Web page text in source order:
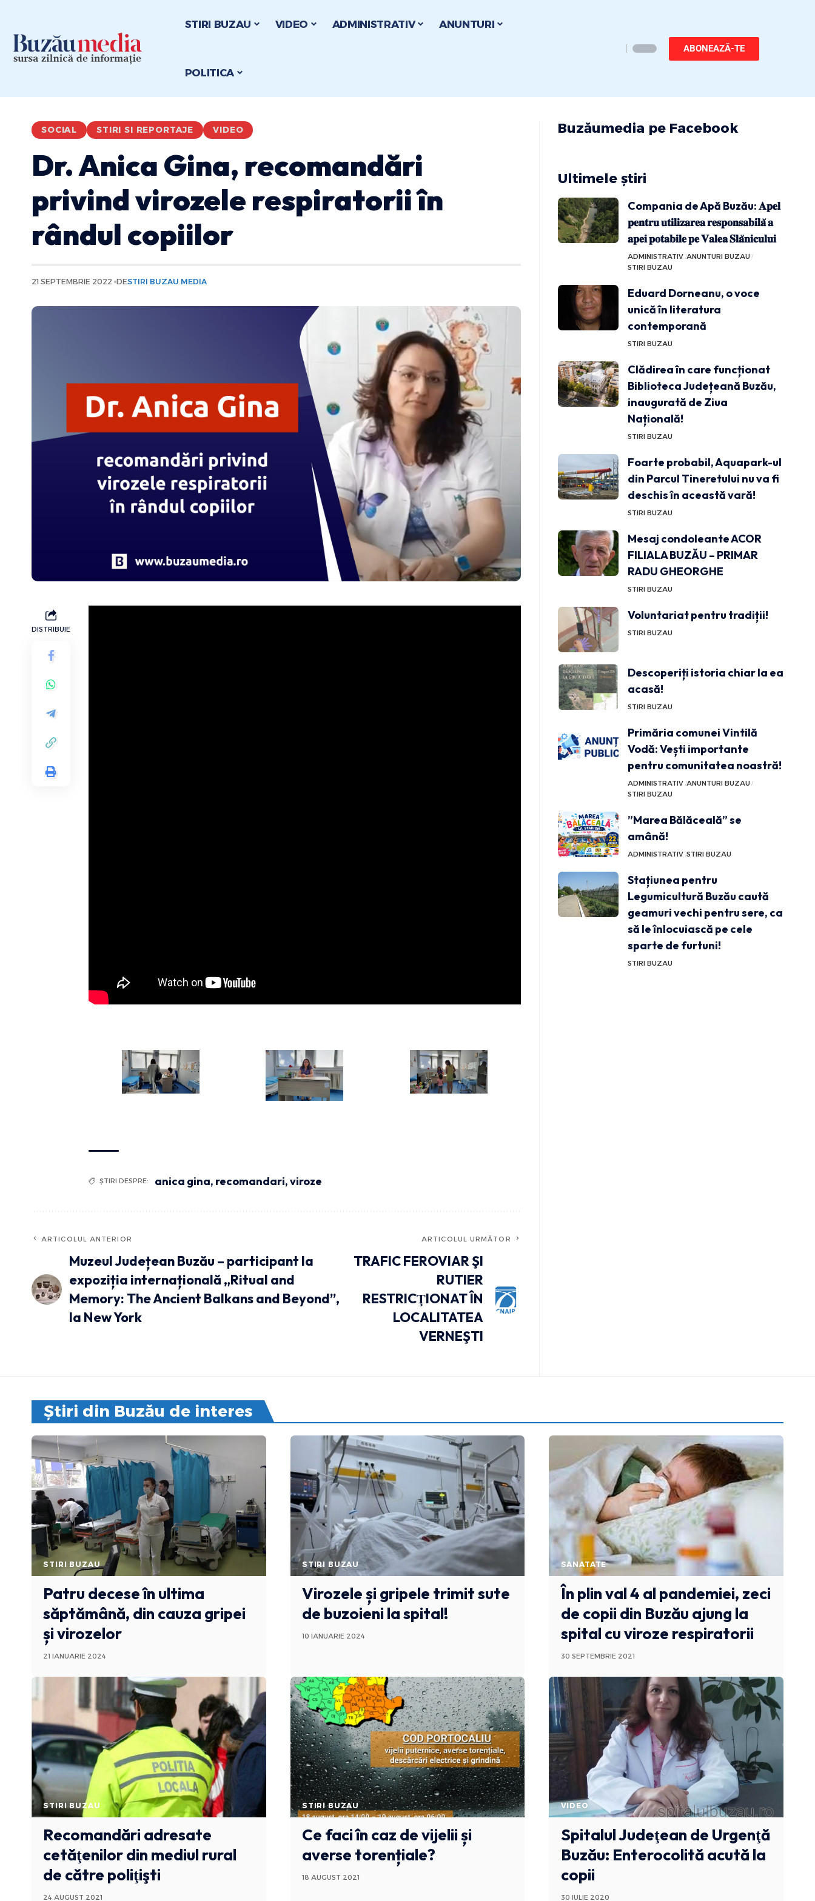
STIRI BUZAU VIDEO ADMINISTRATIV ANUNTURI
POLITICA
ABONEAZĂ-TE
SOCIAL STIRI SI REPORTAJE VIDEO
Dr. Anica Gina, recomandări
privind virozele respiratorii în
rândul copiilor
21 SEPTEMBRIE 2022 DESTIRI BUZAU MEDIA
DISTRIBUIE
ȘTIRI DESPRE: anica gina, recomandari,viroze
ARTICOLUL ANTERIOR
Muzeul Județean Buzău – participant la
expoziția internațională „Ritual and
Memory: The Ancient Balkans and Beyond”,
la New York
ARTICOLUL URMĂTOR
TRAFIC FEROVIAR ŞI
RUTIER
RESTRICŢIONAT ÎN
LOCALITATEA
VERNEŞTI
Buzăumedia pe Facebook
Ultimele știri
Compania de Apă Buzău: 𝐀𝐩𝐞𝐥
𝐩𝐞𝐧𝐭𝐫𝐮 𝐮𝐭𝐢𝐥𝐢𝐳𝐚𝐫𝐞𝐚 𝐫𝐞𝐬𝐩𝐨𝐧𝐬𝐚𝐛𝐢𝐥𝐚̆ 𝐚
𝐚𝐩𝐞𝐢 𝐩𝐨𝐭𝐚𝐛𝐢𝐥𝐞 𝐩𝐞 𝐕𝐚𝐥𝐞𝐚 𝐒𝐥𝐚̆𝐧𝐢𝐜𝐮𝐥𝐮𝐢
ADMINISTRATIV ANUNTURI BUZAU
STIRI BUZAU
Eduard Dorneanu, o voce
unică în literatura
contemporană
STIRI BUZAU
Clădirea în care funcționat
Biblioteca Județeană Buzău,
inaugurată de Ziua
Națională!
STIRI BUZAU
Foarte probabil, Aquapark-ul
din Parcul Tineretului nu va fi
deschis în această vară!
STIRI BUZAU
Mesaj condoleante ACOR
FILIALA BUZĂU – PRIMAR
RADU GHEORGHE
STIRI BUZAU
Voluntariat pentru tradiții!
STIRI BUZAU
Descoperiți istoria chiar la ea
acasă!
STIRI BUZAU
Primăria comunei Vintilă
Vodă: Vești importante
pentru comunitatea noastră!
ADMINISTRATIV ANUNTURI BUZAU
STIRI BUZAU
”Marea Bălăceală” se
amână!
ADMINISTRATIV STIRI BUZAU
Stațiunea pentru
Legumicultură Buzău caută
geamuri vechi pentru sere, ca
să le înlocuiască pe cele
sparte de furtuni!
STIRI BUZAU
Știri din Buzău de interes
STIRI BUZAU
Patru decese în ultima
săptămână, din cauza gripei
și virozelor
21 IANUARIE 2024
STIRI BUZAU
Virozele și gripele trimit sute
de buzoieni la spital!
10 IANUARIE 2024
SANATATE
În plin val 4 al pandemiei, zeci
de copii din Buzău ajung la
spital cu viroze respiratorii
30 SEPTEMBRIE 2021
STIRI BUZAU
Recomandări adresate
cetăţenilor din mediul rural
de către poliţişti
24 AUGUST 2021
STIRI BUZAU
Ce faci în caz de vijelii și
averse torențiale?
18 AUGUST 2021
VIDEO
Spitalul Judeţean de Urgenţă
Buzău: Enterocolită acută la
copii
30 IULIE 2020